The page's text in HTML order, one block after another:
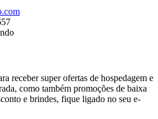
receber super ofertas de hospedagem e
como também promoções de baixa
e brindes, fique ligado no seu e-